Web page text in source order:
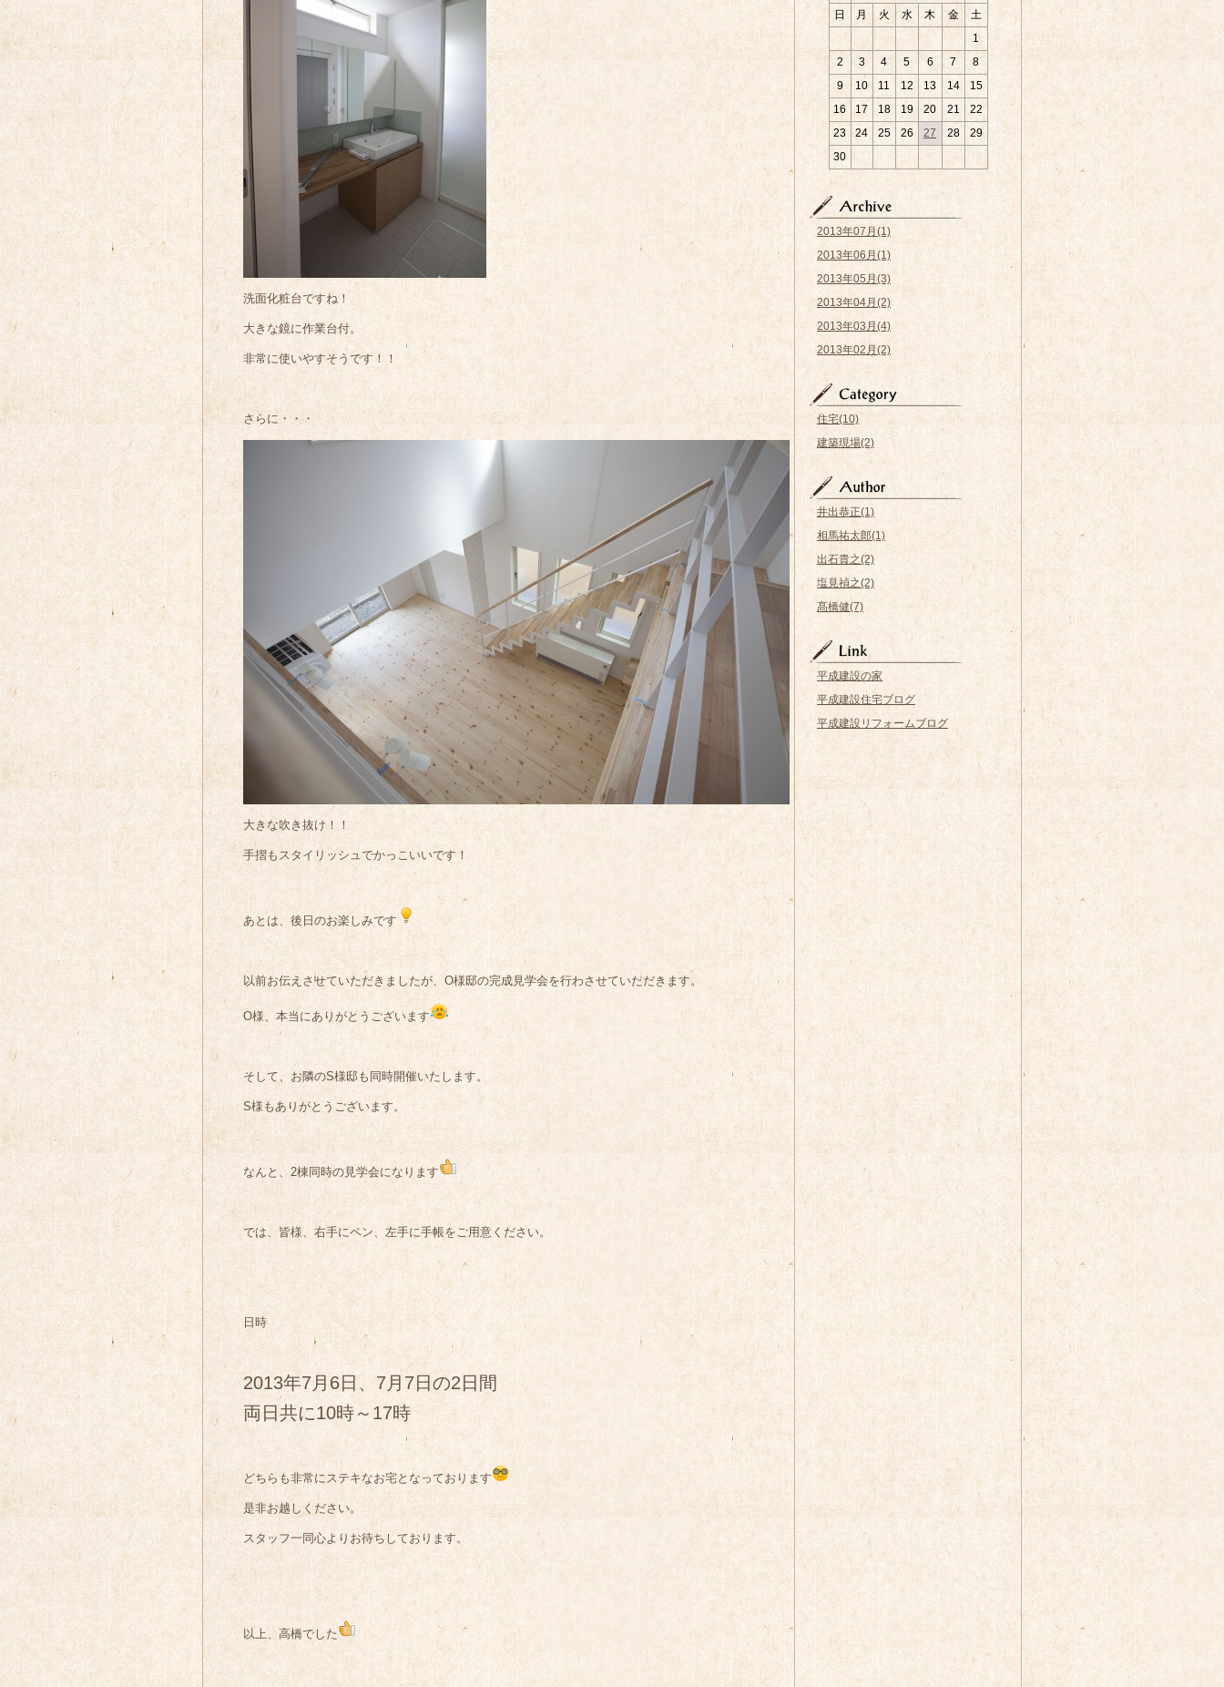
洗面化粧台ですね！
大きな鏡に作業台付。
非常に使いやすそうです！！
さらに・・・
大きな吹き抜け！！
手摺もスタイリッシュでかっこいいです！
あとは、後日のお楽しみです
以前お伝えさせていただきましたが、O様邸の完成見学会を行わさせていただきます。
O様、本当にありがとうございます
そして、お隣のS様邸も同時開催いたします。
S様もありがとうございます。
なんと、2棟同時の見学会になります
では、皆様、右手にペン、左手に手帳をご用意ください。
日時
2013年7月6日、7月7日の2日間
両日共に10時～17時
どちらも非常にステキなお宅となっております
是非お越しください。
スタッフ一同心よりお待ちしております。
以上、高橋でした
日
月 火 水 木 金
土
1
2
3 4 5 6 7
8
9
10 11 12 13 14
15
16
17 18 19 20 21
22
23
24 25 26 27 28
29
30
2013年07月(1)
2013年06月(1)
2013年05月(3)
2013年04月(2)
2013年03月(4)
2013年02月(2)
住宅(10)
建築現場(2)
井出恭正(1)
相馬祐太郎(1)
出石貴之(2)
塩見禎之(2)
髙橋健(7)
平成建設の家
平成建設住宅ブログ
平成建設リフォームブログ